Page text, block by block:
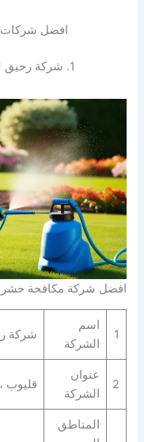
افضل
1. شركة رحيق لمكافحة الحشرات في قليوب
افضل شركة مكافحة
1
اسم
الشركة
شركة
2
عنوان
الشركة
قليوب ،
المناطق